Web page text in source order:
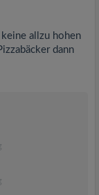
allzu hohen
dann